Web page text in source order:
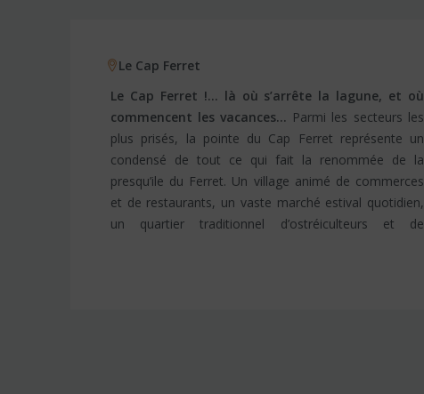
Le Cap Ferret
Le Cap Ferret !… là où s’arrête la lagune, et où
commencent les vacances…
plus prisés, la pointe du Cap Ferret représente un
condensé de tout ce qui fait la renommée de la
presqu’ile du Ferret. Un village animé de commerces
et de restaurants, un vaste marché estival quotidien,
un quartier traditionnel d’ostréiculteurs et de
des plages « sauvages », et les étendues océanes à
quelques pas. L’offre immobilière est également très
variée, de la cabane de pêcheurs aux immenses villas